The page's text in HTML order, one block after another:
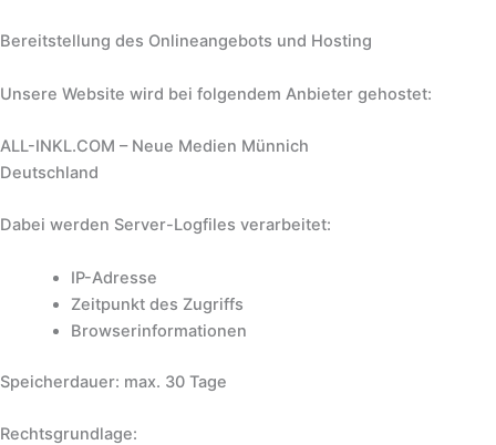
Bereitstellung des Onlineangebots und Hosting
Unsere Website wird bei folgendem Anbieter gehostet:
ALL-INKL.COM – Neue Medien Münnich
Deutschland
Dabei werden Server-Logfiles verarbeitet:
IP-Adresse
Zeitpunkt des Zugriffs
Browserinformationen
Speicherdauer: max. 30 Tage
Rechtsgrundlage: